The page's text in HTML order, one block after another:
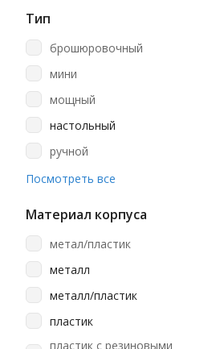
23/24
23/8
24
24, 26
24/6
24/6-23/24
24/8
26/6
26/8
Тип
брошюровочный
мини
мощный
настольный
ручной
степлер
Посмотреть все
Материал корпуса
метал/пластик
металл
металл/пластик
пластик
пластик с резиновыми